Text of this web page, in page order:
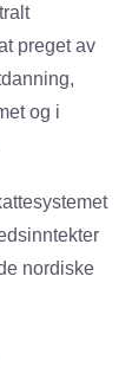
preget av
og i
nordiske